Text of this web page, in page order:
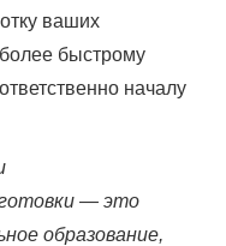
ваших
быстрому
началу
— это
образование,